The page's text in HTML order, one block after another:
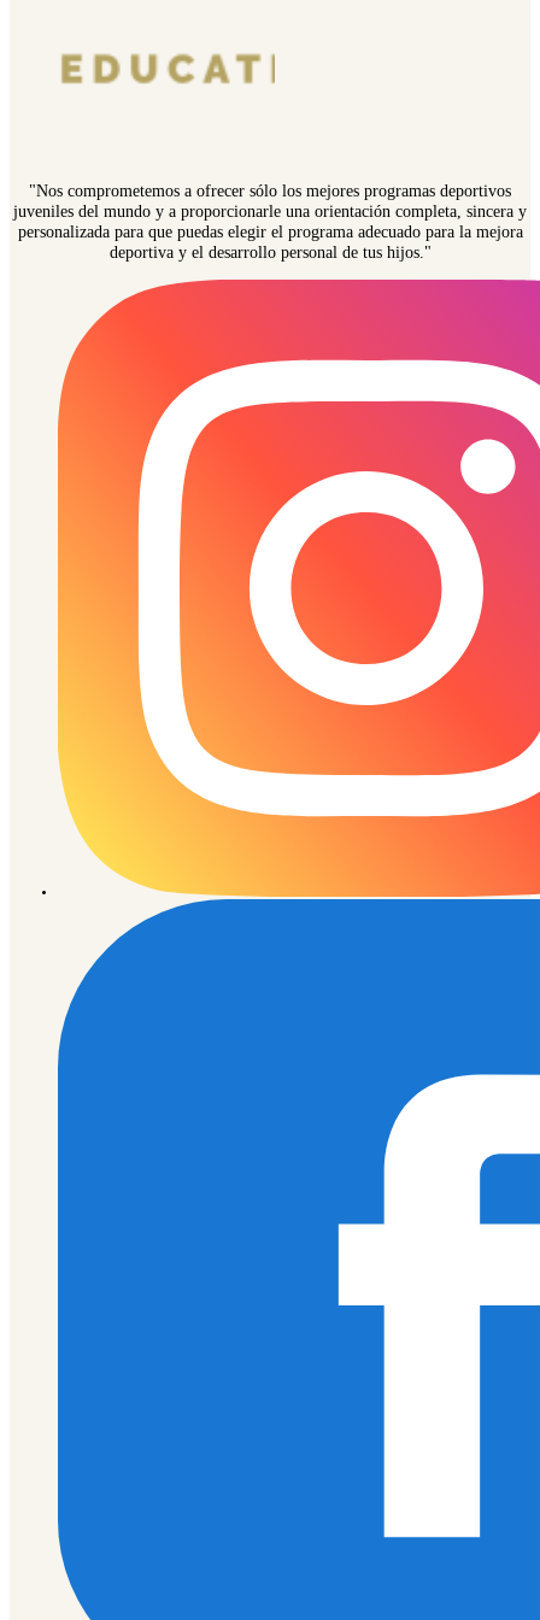
"Nos comprometemos a ofrecer sólo los mejores programas deportivos
juveniles del mundo y a proporcionarle una orientación completa, sincera y
personalizada para que puedas elegir el programa adecuado para la mejora
deportiva y el desarrollo personal de tus hijos."